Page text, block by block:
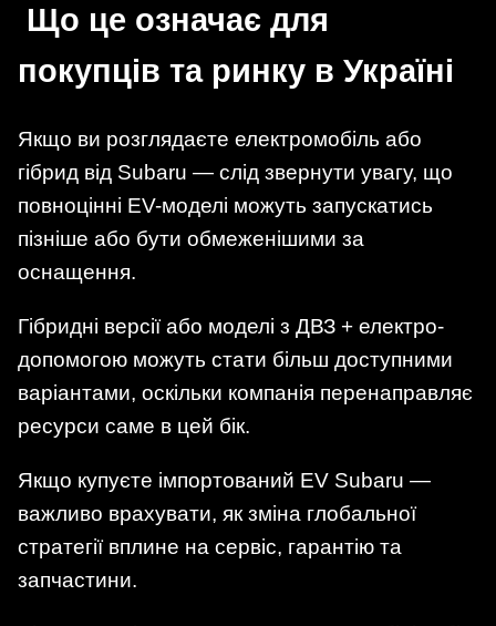
Що це означає для
покупців та ринку в Україні
Якщо ви розглядаєте електромобіль або
гібрид від Subaru — слід звернути увагу, що
повноцінні EV-моделі можуть запускатись
пізніше або бути обмеженішими за
оснащення.
Гібридні версії або моделі з ДВЗ + електро-
допомогою можуть стати більш доступними
варіантами, оскільки компанія перенаправляє
ресурси саме в цей бік.
Якщо купуєте імпортований EV Subaru —
важливо врахувати, як зміна глобальної
стратегії вплине на сервіс, гарантію та
запчастини.